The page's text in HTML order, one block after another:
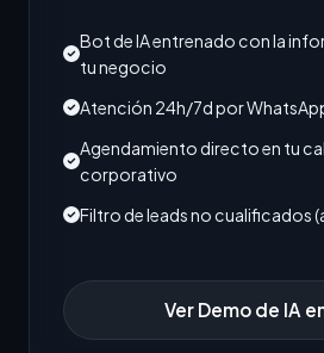
Bot de IA entrenado con la
tu negocio
Atención 24h/7d por
Agendamiento directo en tu
corporativo
Filtro de leads no cualificados
Ver Demo de IA